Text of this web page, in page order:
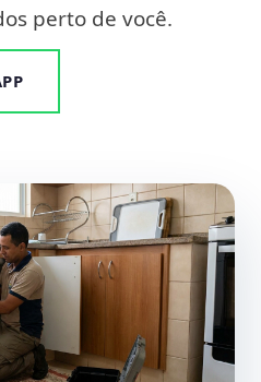
perto de você.